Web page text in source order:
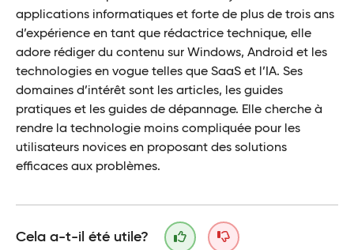
applications informatiques et forte de plus de trois ans
d’expérience en tant que rédactrice technique, elle
adore rédiger du contenu sur Windows, Android et les
technologies en vogue telles que SaaS et l’IA. Ses
domaines d’intérêt sont les articles, les guides
pratiques et les guides de dépannage. Elle cherche à
rendre la technologie moins compliquée pour les
utilisateurs novices en proposant des solutions
efficaces aux problèmes.
Cela a-t-il été utile?